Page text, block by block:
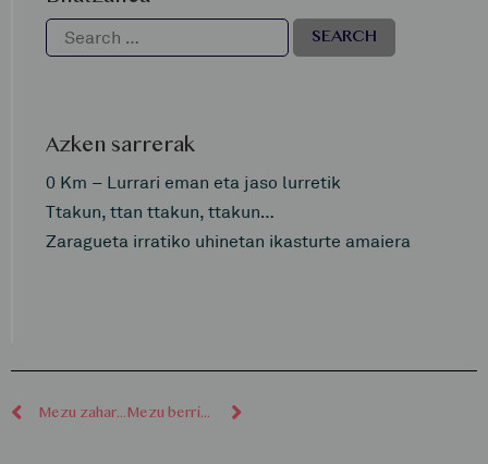
Azken sarrerak
0 Km – Lurrari eman eta jaso lurretik
Ttakun, ttan ttakun, ttakun…
Zaragueta irratiko uhinetan ikasturte amaiera
Mezu zaharragoak Mezu berriagoak